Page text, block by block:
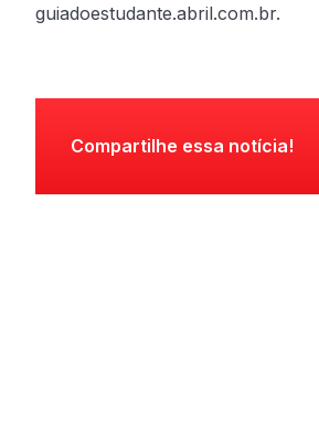
guiadoestudante.abril.com.br.
Compartilhe essa notícia!